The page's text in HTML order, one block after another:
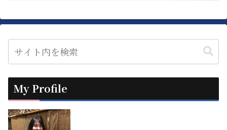
My Profile